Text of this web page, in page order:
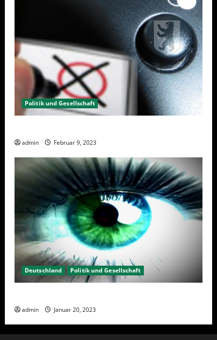
Politik und Gesellschaft
admin Februar 9, 2023
Deutschland Politik und Gesellschaft
admin Januar 20, 2023